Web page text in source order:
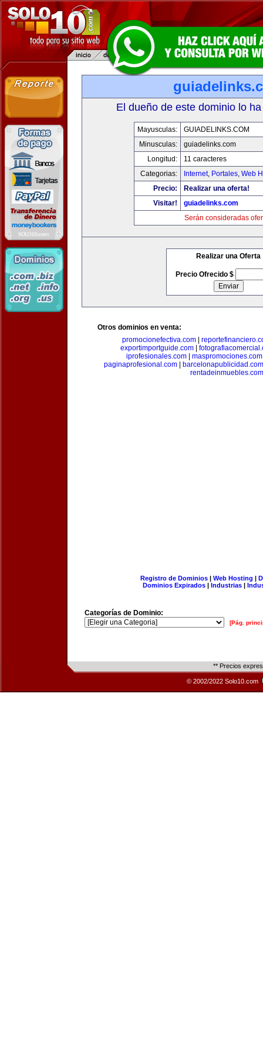
El dueño de este dominio lo
Mayusculas:
GUIADELINKS.COM
Minusculas:
guiadelinks.com
Longitud:
11 caracteres
Categorias:
Internet, Portales, Web
Precio:
Realizar una oferta!
Visitar!
guiadelinks.com
Serán consideradas
Realizar una Oferta
Precio Ofrecido $
Otros dominios en venta:
promocionefectiva.com
exportimportguide.com
iprofesionales.com
maspromociones.com
paginaprofesional.com|
barcelonapublicidad.com
rentadeinmuebles.com
Registro de Dominios| Web Hosting |
Dominios Expirados | Industrias |
Categorías de Dominio:
[Pág.
** Precios
© 2002/2022 Solo10.com